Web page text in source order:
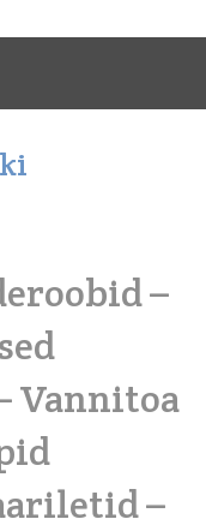
–
Vannitoa
–